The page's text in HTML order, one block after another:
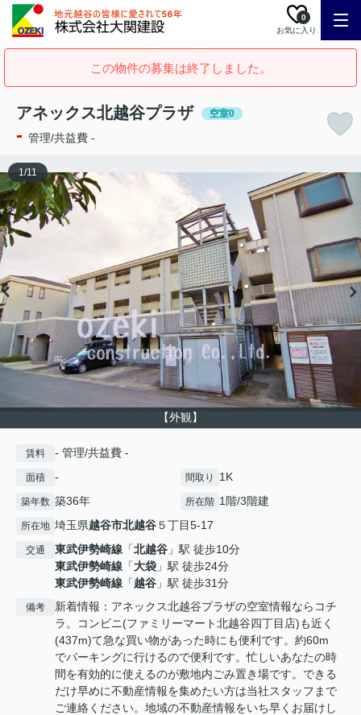
お気に入り
0
この物件の募集は終了しました。
アネックス北越谷プラザ 空室0
- 管理/共益費 -
【外観】
1/11
賃料 - 管理/共益費 -
面積 - 間取り 1K
築年数 築36年 所在階 1階/3階建
所在地 埼玉県越谷市北越谷５丁目5-17
交通 東武伊勢崎線 「北越谷 」駅 徒歩10分
東武伊勢崎線 「大袋 」駅 徒歩24分
東武伊勢崎線 「越谷 」駅 徒歩31分
備考
新着情報：アネックス北越谷プラザの空室情報ならコチ
ラ。コンビニ(ファミリーマート北越谷四丁目店)も近く
(437m)て急な買い物があった時にも便利です。約60m
でパーキングに行けるので便利です。忙しいあなたの時
間を有効的に使えるのが敷地内ごみ置き場です。できる
だけ早めに不動産情報を集めたい方は当社スタッフまで
ご連絡ください。地域の不動産情報をいち早くお届けし